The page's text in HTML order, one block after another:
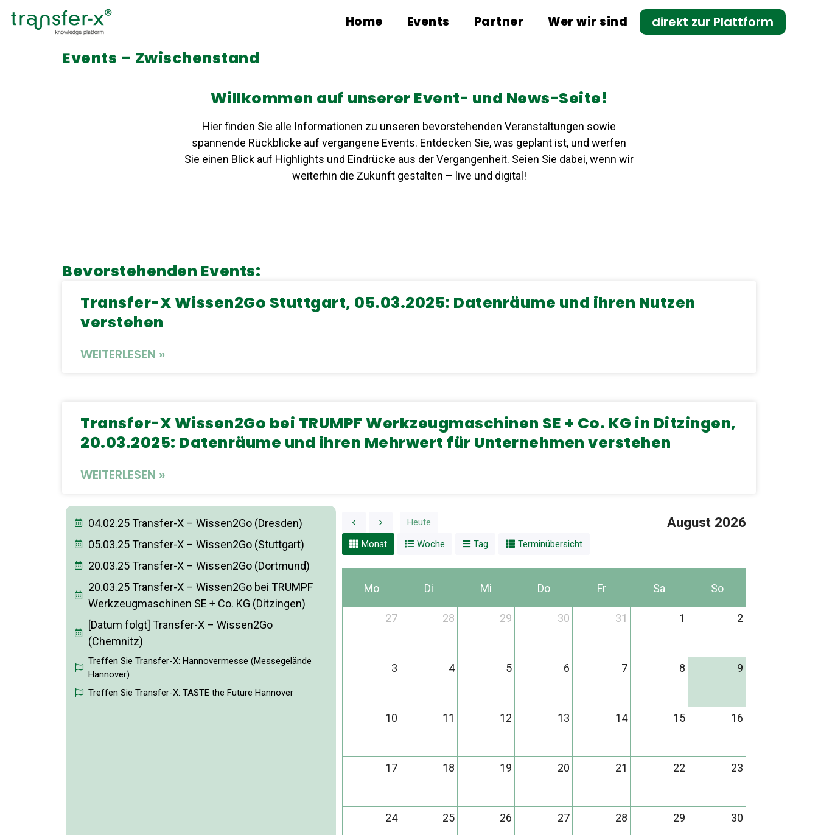
Home Events Partner Wer wir sind direkt zur Plattform
Events – Zwischenstand
Willkommen auf unserer Event- und News-Seite!
Hier finden Sie alle Informationen zu unseren bevorstehenden Veranstaltungen sowie
spannende Rückblicke auf vergangene Events. Entdecken Sie, was geplant ist, und werfen
Sie einen Blick auf Highlights und Eindrücke aus der Vergangenheit. Seien Sie dabei, wenn wir
weiterhin die Zukunft gestalten – live und digital!
Bevorstehenden Events:
Transfer-X Wissen2Go Stuttgart, 05.03.2025: Datenräume und ihren Nutzen
verstehen
WEITERLESEN »
Transfer-X Wissen2Go bei TRUMPF Werkzeugmaschinen SE + Co. KG in Ditzingen,
20.03.2025: Datenräume und ihren Mehrwert für Unternehmen verstehen
WEITERLESEN »
04.02.25 Transfer-X – Wissen2Go (Dresden)
05.03.25 Transfer-X – Wissen2Go (Stuttgart)
20.03.25 Transfer-X – Wissen2Go (Dortmund)
20.03.25 Transfer-X – Wissen2Go bei TRUMPF
Werkzeugmaschinen SE + Co. KG (Ditzingen)
[Datum folgt] Transfer-X – Wissen2Go
(Chemnitz)
Treffen Sie Transfer-X: Hannovermesse (Messegelände
Hannover)
Treffen Sie Transfer-X: TASTE the Future Hannover
Heute August 2026
Monat Woche Tag Terminübersicht
Mo Di Mi Do Fr Sa So
27 28 29 30 31 1 2
3 4 5 6 7 8 9
10 11 12 13 14 15 16
17 18 19 20 21 22 23
24 25 26 27 28 29 30